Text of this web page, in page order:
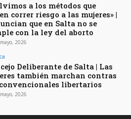
a los métodos que
correr riesgo a las mujeres» |
que en Salta no se
con la ley del aborto
2026
Deliberante de Salta | Las
también marchan contras
libertarios
2026